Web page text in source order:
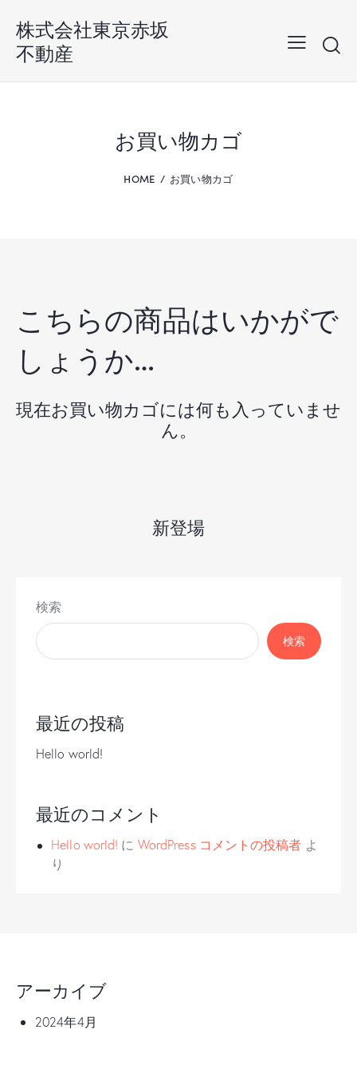
株式会社東京赤坂
不動産
お買い物カゴ
HOME お買い物カゴ
こちらの商品はいかがで
しょうか…
現在お買い物カゴには何も入っていませ
ん。
新登場
検索
検索
最近の投稿
Hello world!
最近のコメント
Hello world! に WordPress コメントの投稿者 よ
り
アーカイブ
2024年4月